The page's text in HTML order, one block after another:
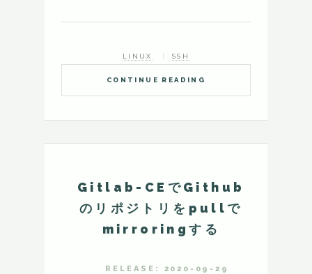
CONTINUE READING
LINUX SSH
Gitlab-CEでGithub
のリポジトリをpullで
mirroringする
RELEASE: 2020-09-29